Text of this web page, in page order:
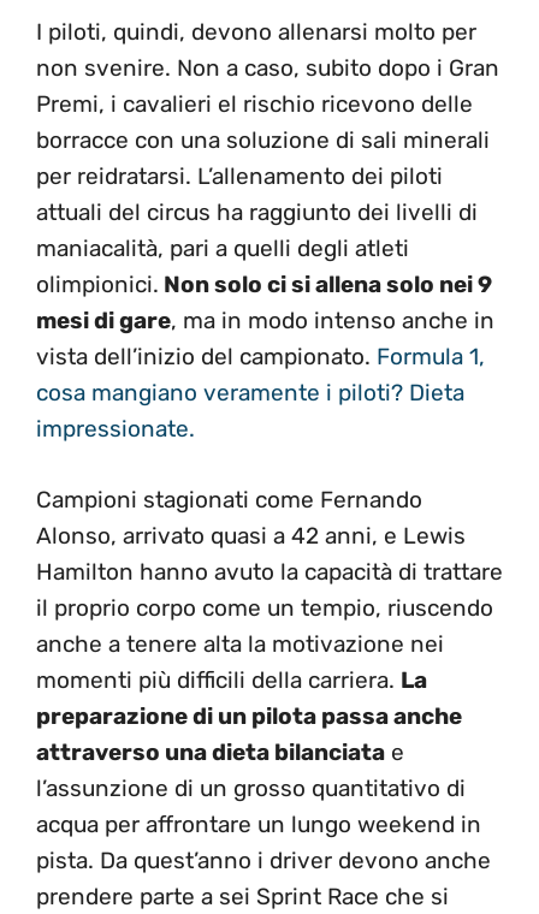
I piloti, quindi, devono allenarsi molto per
non svenire. Non a caso, subito dopo i Gran
Premi, i cavalieri el rischio ricevono delle
borracce con una soluzione di sali minerali
per reidratarsi. L’allenamento dei piloti
attuali del circus ha raggiunto dei livelli di
maniacalità, pari a quelli degli atleti
olimpionici. Non solo ci si allena solo nei 9
mesi di gare, ma in modo intenso anche in
vista dell’inizio del campionato. Formula 1,
cosa mangiano veramente i piloti? Dieta
impressionate.
Campioni stagionati come Fernando
Alonso, arrivato quasi a 42 anni, e Lewis
Hamilton hanno avuto la capacità di trattare
il proprio corpo come un tempio, riuscendo
anche a tenere alta la motivazione nei
momenti più difficili della carriera. La
preparazione di un pilota passa anche
attraverso una dieta bilanciata e
l’assunzione di un grosso quantitativo di
acqua per affrontare un lungo weekend in
pista. Da quest’anno i driver devono anche
prendere parte a sei Sprint Race che si